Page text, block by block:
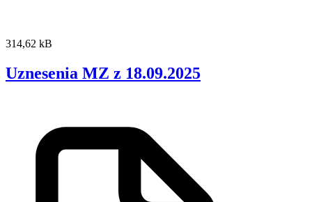
314,62 kB
Uznesenia MZ z 18.09.2025